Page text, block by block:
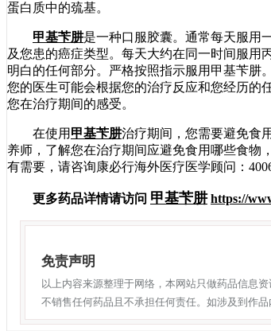
蛋白质中的巯基。
甲基苄肼是一种口服胶囊。通常每天服用
及您患的癌症类型。每天大约在同一时间服用
明白的任何部分。严格按照指示服用甲基苄肼
您的医生可能会根据您的治疗反应和您经历的
您在治疗期间的感受。
在使用 甲基苄肼治疗期间，您需要避免食
养师，了解您在治疗期间应避免食用哪些食物
有需要，请咨询康必行海外医疗医学顾问：
更多药品详情请访问 甲基苄肼 https://
免责声明
以上内容来源整理于网络，本网站只做药品信息
不销售任何药品且不承担任何责任。如涉及到作